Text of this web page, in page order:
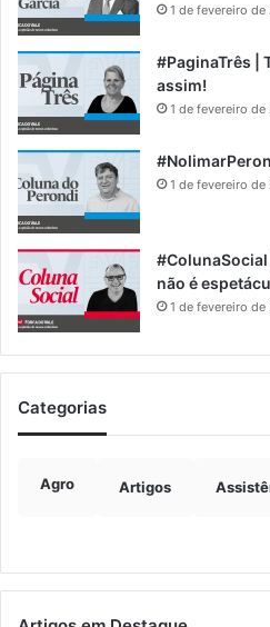
1 de fevereiro de
#PaginaTrês |
assim!
1 de fevereiro de
1 de fevereiro de
não é
1 de fevereiro de
Categorias
Agro Artigos